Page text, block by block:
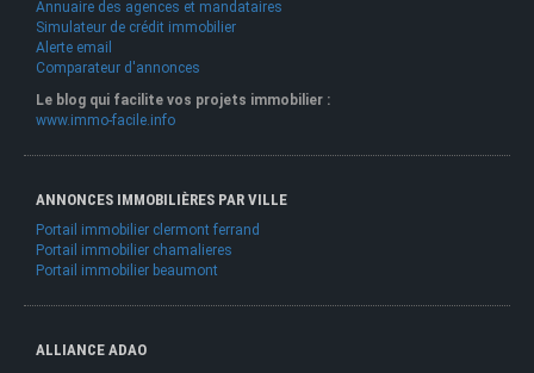
Annuaire des agences et mandataires
Simulateur de crédit immobilier
Alerte email
Comparateur d'annonces
Le blog qui facilite vos projets immobilier :
www.immo-facile.info
ANNONCES IMMOBILIÈRES PAR VILLE
Portail immobilier clermont ferrand
Portail immobilier chamalieres
Portail immobilier beaumont
ALLIANCE ADAO